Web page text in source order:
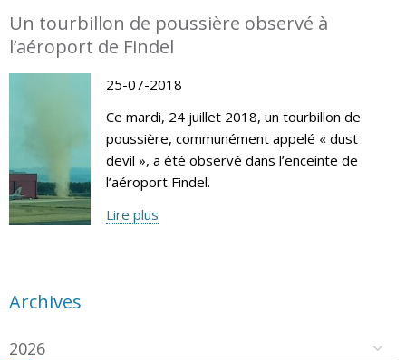
Un tourbillon de poussière observé à
l’aéroport de Findel
25-07-2018
Ce mardi, 24 juillet 2018, un tourbillon de
poussière, communément appelé « dust
devil », a été observé dans l’enceinte de
l’aéroport Findel.
Lire plus
Archives
2026